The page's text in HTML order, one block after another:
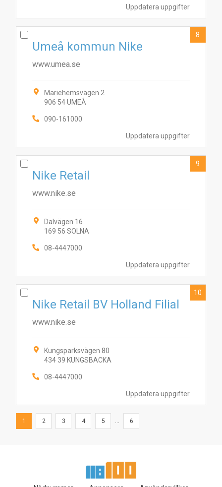
Uppdatera uppgifter
Uppdatera uppgifter
Umeå kommun Nike
www.umea.se
Mariehemsvägen 2
906 54 UMEÅ
090-161000
8
Uppdatera uppgifter
Nike Retail
www.nike.se
Dalvägen 16
169 56 SOLNA
08-4447000
9
Uppdatera uppgifter
Nike Retail BV Holland Filial
www.nike.se
Kungsparksvägen 80
434 39 KUNGSBACKA
08-4447000
10
1 2 3 4 5 ... 6